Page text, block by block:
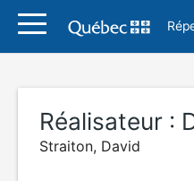
Réalisateur :
Straiton, David